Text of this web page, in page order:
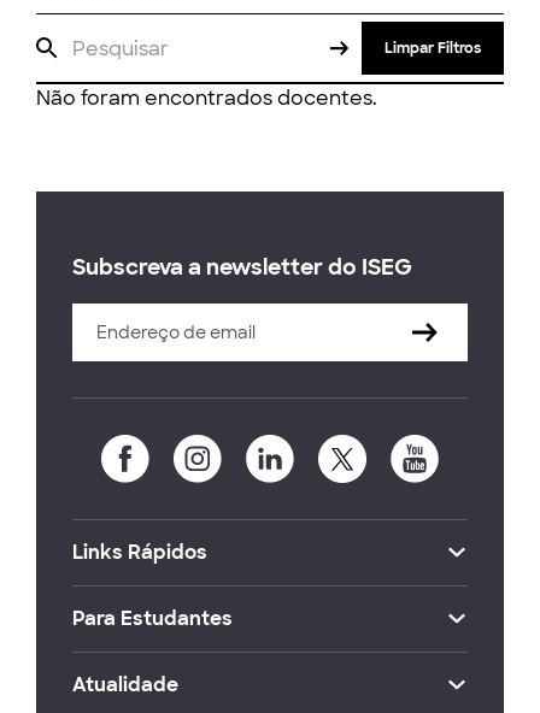
Limpar Filtros
Não foram encontrados docentes.
Subscreva a newsletter do ISEG
Links Rápidos
Para Estudantes
Atualidade